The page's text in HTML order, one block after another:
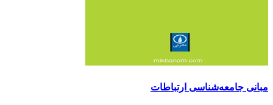
مبانی جامعه‌شناسی ارتباطات